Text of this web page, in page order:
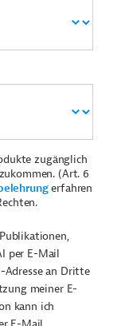
zugänglich
(Art. 6
erfahren
per E-Mail
Adresse an Dritte
meiner E-
kann ich